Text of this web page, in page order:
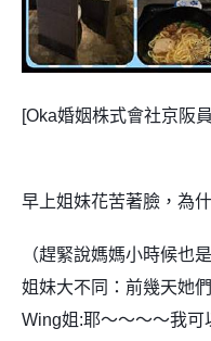
[Oka婚姻株式會社京阪
早上姐妹花苦著臉，為
（趕緊說媽媽小時候也
姐妹大不同：前幾天她
Wing姐:耶～～～～我可